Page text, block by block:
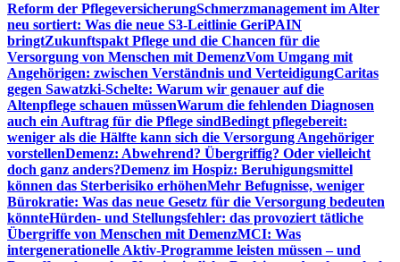
Reform der PflegeversicherungSchmerzmanagement im Alter
neu sortiert: Was die neue S3-Leitlinie GeriPAIN
bringtZukunftspakt Pflege und die Chancen für die
Versorgung von Menschen mit DemenzVom Umgang mit
Angehörigen: zwischen Verständnis und VerteidigungCaritas
gegen Sawatzki-Schelte: Warum wir genauer auf die
Altenpflege schauen müssenWarum die fehlenden Diagnosen
auch ein Auftrag für die Pflege sindBedingt pflegebereit:
weniger als die Hälfte kann sich die Versorgung Angehöriger
vorstellenDemenz: Abwehrend? Übergriffig? Oder vielleicht
doch ganz anders?Demenz im Hospiz: Beruhigungsmittel
können das Sterberisiko erhöhenMehr Befugnisse, weniger
Bürokratie: Was das neue Gesetz für die Versorgung bedeuten
könnteHürden- und Stellungsfehler: das provoziert tätliche
Übergriffe von Menschen mit DemenzMCI: Was
intergenerationelle Aktiv-Programme leisten müssen – und